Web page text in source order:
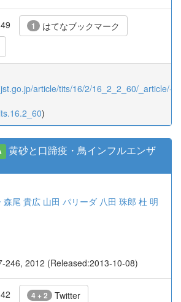
1 はてなブックマーク
article/tits/16/2/16_2_2_60/_article/-
)
黄砂と口蹄疫・鳥インフルエンザ
森尾 貴広 山田 パリーダ 八田 珠郎 杜 明
246, 2012 (Released:2013-10-08)
4 + 2 Twitter